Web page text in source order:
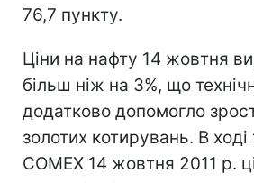
76,7 пункту.
Ціни на нафту 14 жовтня
більш ніж на 3%, що
додатково допомогло
золотих котирувань. В ході
COMEX 14 жовтня 2011 р.